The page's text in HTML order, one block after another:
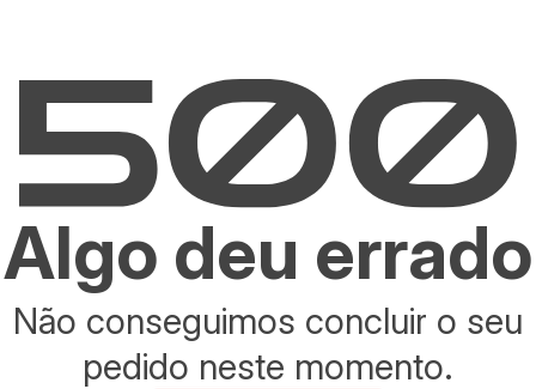
Algo deu errado
Não conseguimos concluir o seu
pedido neste momento.